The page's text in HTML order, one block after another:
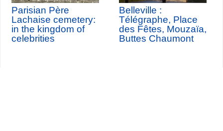
Parisian Père
Lachaise cemetery:
in the kingdom of
celebrities
Belleville :
Télégraphe, Place
des Fêtes, Mouzaïa,
Buttes Chaumont